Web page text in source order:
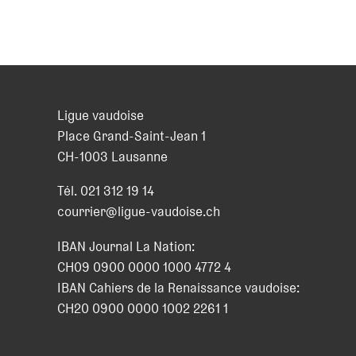
Ligue vaudoise
Place Grand-Saint-Jean 1
CH-1003 Lausanne
Tél.021 312 19 14
courrier@ligue-vaudoise.ch
IBAN Journal La Nation:
CH09 0900 0000 1000 4772 4
IBAN Cahiers de la Renaissance vaudoise:
CH20 0900 0000 1002 2261 1